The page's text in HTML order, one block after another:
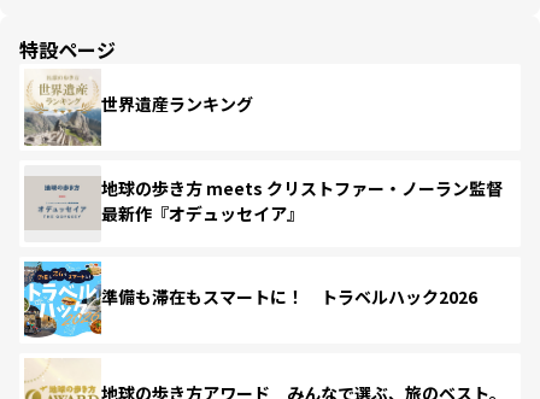
特設ページ
世界遺産ランキング
地球の歩き方 meets クリストファー・ノーラン監督
最新作『オデュッセイア』
準備も滞在もスマートに！ トラベルハック2026
地球の歩き方アワード みんなで選ぶ、旅のベスト。